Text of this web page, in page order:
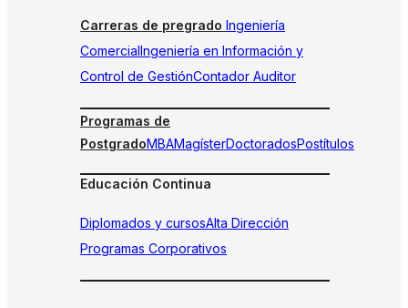
Carreras de pregrado Ingeniería
ComercialIngeniería en Información y
Control de GestiónContador Auditor
Programas de
PostgradoMBAMagísterDoctoradosPostítulos
Educación Continua
Diplomados y cursosAlta Dirección
Programas Corporativos